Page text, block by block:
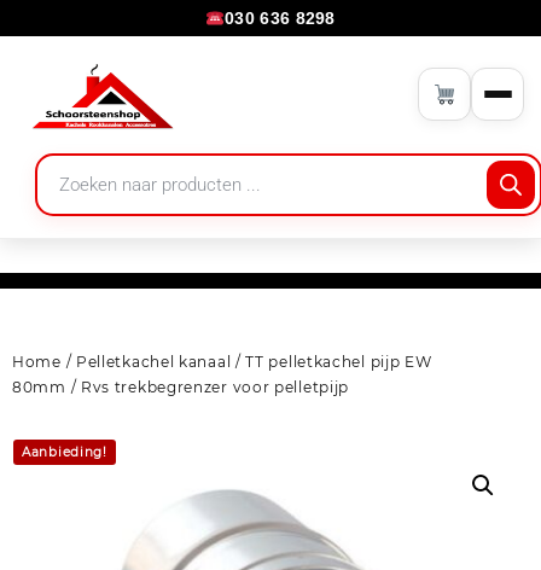
030 636 8298
Home / Pelletkachel kanaal /TT pelletkachel pijp EW
80mm / Rvs trekbegrenzer voor pelletpijp
Aanbieding!